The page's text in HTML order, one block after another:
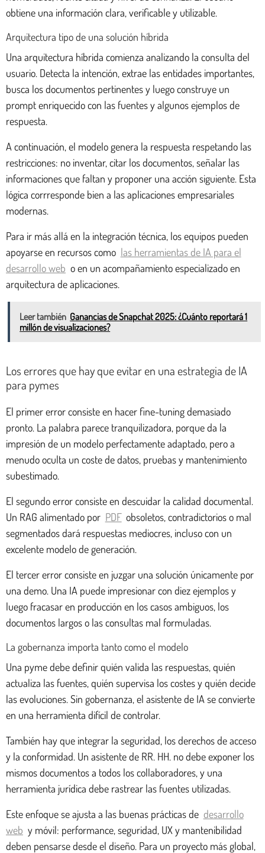
obtiene una información clara, verificable y utilizable.
Arquitectura tipo de una solución híbrida
Una arquitectura híbrida comienza analizando la consulta del
usuario. Detecta la intención, extrae las entidades importantes,
busca los documentos pertinentes y luego construye un
prompt enriquecido con las fuentes y algunos ejemplos de
respuesta.
A continuación, el modelo genera la respuesta respetando las
restricciones: no inventar, citar los documentos, señalar las
informaciones que faltan y proponer una acción siguiente. Esta
lógica corrresponde bien a las aplicaciones empresariales
modernas.
Para ir más allá en la integración técnica, los equipos pueden
apoyarse en recursos como las herramientas de IA para el
desarrollo web o en un acompañamiento especializado en
arquitectura de aplicaciones.
Leer también Ganancias de Snapchat 2025: ¿Cuánto reportará 1
millón de visualizaciones?
Los errores que hay que evitar en una estrategia de IA
para pymes
El primer error consiste en hacer fine-tuning demasiado
pronto. La palabra parece tranquilizadora, porque da la
impresión de un modelo perfectamente adaptado, pero a
menudo oculta un coste de datos, pruebas y mantenimiento
subestimado.
El segundo error consiste en descuidar la calidad documental.
Un RAG alimentado por PDF obsoletos, contradictorios o mal
segmentados dará respuestas mediocres, incluso con un
excelente modelo de generación.
El tercer error consiste en juzgar una solución únicamente por
una demo. Una IA puede impresionar con diez ejemplos y
luego fracasar en producción en los casos ambiguos, los
documentos largos o las consultas mal formuladas.
La gobernanza importa tanto como el modelo
Una pyme debe definir quién valida las respuestas, quién
actualiza las fuentes, quién supervisa los costes y quién decide
las evoluciones. Sin gobernanza, el asistente de IA se convierte
en una herramienta difícil de controlar.
También hay que integrar la seguridad, los derechos de acceso
y la conformidad. Un asistente de RR. HH. no debe exponer los
mismos documentos a todos los collaboradores, y una
herramienta jurídica debe rastrear las fuentes utilizadas.
Este enfoque se ajusta a las buenas prácticas de desarrollo
web y móvil: performance, seguridad, UX y mantenibilidad
deben pensarse desde el diseño. Para un proyecto más global,